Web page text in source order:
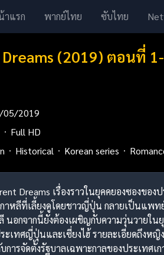
าแรก พากย์ไทย ซับไทย
(2019) ตอนที่
05/2019
Full HD
Historical Korean series
Dreams เรื่องราวในยุคคยองซองขอ
าหลีที่เลี้ยงดูโดยชาวญี่ปุ่น กลายเป็นแพท
นอกจากนี้ยังต้องเผชิญกับความวุ่นวายใ
ะเทศญี่ปุ่นและเซี่ยงไฮ้ รายละเอียดถึงห
บการจัดตั้งรัฐบาลเฉพาะกาลของประเท